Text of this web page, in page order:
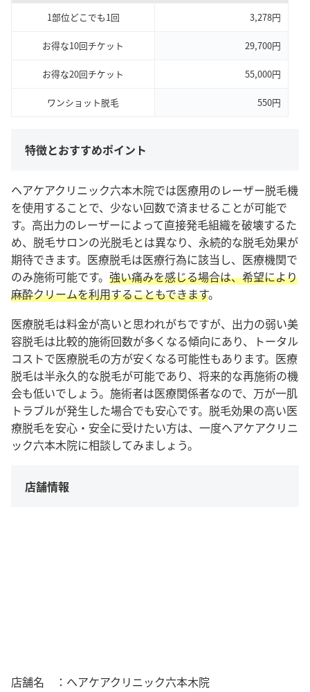
1部位どこでも1回 3,278円
お得な10回チケット 29,700円
お得な20回チケット 55,000円
ワンショット脱毛 550円
特徴とおすすめポイント
ヘアケアクリニック六本木院では医療用のレーザー脱毛機
を使用することで、少ない回数で済ませることが可能で
す。高出力のレーザーによって直接発毛組織を破壊するた
め、脱毛サロンの光脱毛とは異なり、永続的な脱毛効果が
期待できます。医療脱毛は医療行為に該当し、医療機関で
のみ施術可能です。 強い痛みを感じる場合は、希望により
麻酔クリームを利用することもできます。
医療脱毛は料金が高いと思われがちですが、出力の弱い美
容脱毛は比較的施術回数が多くなる傾向にあり、トータル
コストで医療脱毛の方が安くなる可能性もあります。医療
脱毛は半永久的な脱毛が可能であり、将来的な再施術の機
会も低いでしょう。施術者は医療関係者なので、万が一肌
トラブルが発生した場合でも安心です。脱毛効果の高い医
療脱毛を安心・安全に受けたい方は、一度ヘアケアクリニ
ック六本木院に相談してみましょう。
店舗情報
店舗名 ：ヘアケアクリニック六本木院